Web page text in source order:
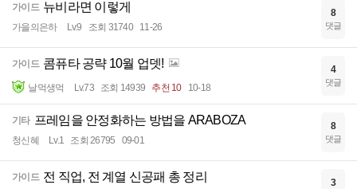
가이드 뉴비라면 이렇게
가을의은하 Lv.9 조회 31740 11-26
8
댓글
가이드 콤퓨타 공략 10월 업뎃!
날먹생먹 Lv.73 조회 14939 추천 10 10-18
4
댓글
기타 프레임을 안정화하는 방법을 ARABOZA
청신혜 Lv.1 조회 26795 09-01
8
댓글
가이드 전 직업, 전 계열 신공패 총 정리 3